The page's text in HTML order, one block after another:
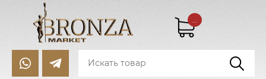
...